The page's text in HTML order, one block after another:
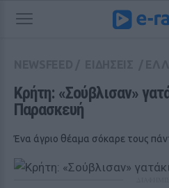
Κρήτη: «Σούβλισαν»
Παρασκευή
Ένα άγριο θέαμα σόκαρε τους